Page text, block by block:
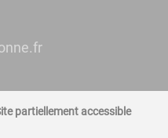
partiellement accessible